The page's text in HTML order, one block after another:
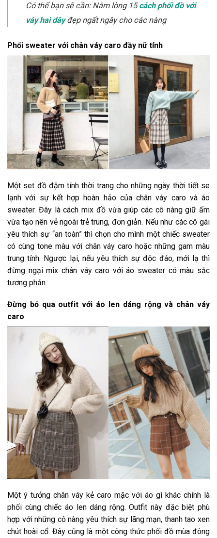
Có thể bạn sẽ cần: Nằm lòng 15cách phối đồ với
váy hai dâyđẹp ngất ngây cho các nàng
Phối sweater với chân váy caro đầy nữ tính
Một set đồ đậm tính thời trang cho những ngày thời tiết se
lạnh với sự kết hợp hoàn hảo của chân váy caro và áo
sweater. Đây là cách mix đồ vừa giúp các cô nàng giữ ấm
vừa tạo nên vẻ ngoài trẻ trung, đơn giản. Nếu như các cô gái
yêu thích sự “an toàn” thì chọn cho mình một chiếc sweater
có cùng tone màu với chân váy caro hoặc những gam màu
trung tính. Ngược lại, nếu yêu thích sự độc đáo, mới lạ thì
đừng ngại mix chân váy caro với áo sweater có màu sắc
tương phản.
Đừng bỏ qua outfit với áo len dáng rộng và chân váy
caro
Một ý tưởng chân váy kẻ caro mặc với áo gì khác chính là
phối cùng chiếc áo len dáng rộng. Outfit này đặc biệt phù
hợp với những cô nàng yêu thích sự lãng mạn, thanh tao xen
chút hoài cổ. Đây cũng là một công thức phối đồ mùa đông